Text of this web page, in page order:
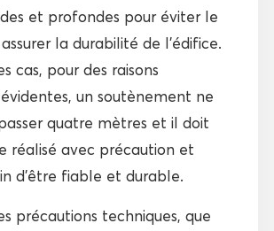
et profondes pour éviter le
la durabilité de l’édifice.
cas, pour des raisons
un soutènement ne
quatre mètres et il doit
réalisé avec précaution et
d’être fiable et durable.
précautions techniques, que